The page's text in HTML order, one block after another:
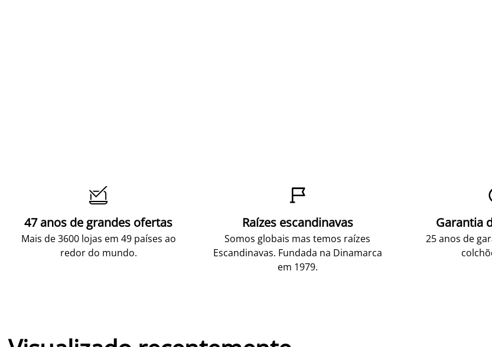

47 anos de grandes ofertas
Mais de 3600 lojas em 49 países ao
redor do mundo.

Raízes escandinavas
Somos globais mas temos raízes
Escandinavas. Fundada na Dinamarca
em 1979.
Garantia
25 anos de